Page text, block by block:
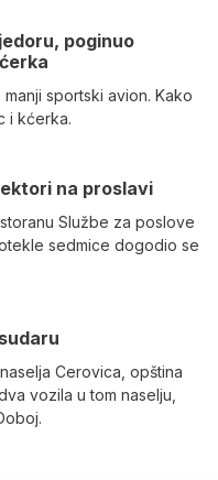
poginuo
sportski avion. Kako
i kćerka.
na proslavi
Službe za poslove
sedmice dogodio se
Cerovica, opština
vozila u tom naselju,